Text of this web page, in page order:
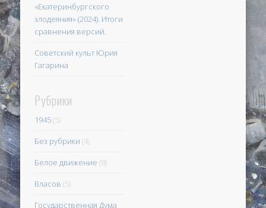
«Екатеринбургского
злодеяния» (2024). Итоги
сравнения версий.
Советский культ Юрия
Гагарина
Рубрики
1945(5)
Без рубрики (4)
Белое движение (8)
Власов (5)
Государственная Дума